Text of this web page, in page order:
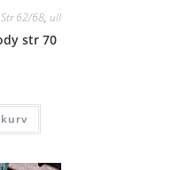
Str 62/68, ull
str 70